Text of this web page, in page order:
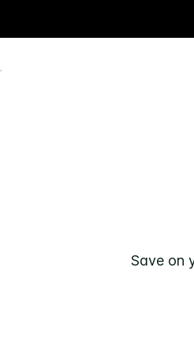
Save on